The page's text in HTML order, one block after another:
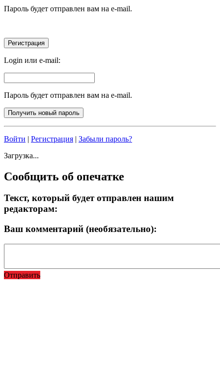
Пароль будет отправлен вам на e-mail.
Login или e-mail:
Пароль будет отправлен вам на e-mail.
Войти | Регистрация | Забыли пароль?
Загрузка...
Сообщить об опечатке
Текст, который будет отправлен нашим
редакторам:
Ваш комментарий (необязательно):
Отправить